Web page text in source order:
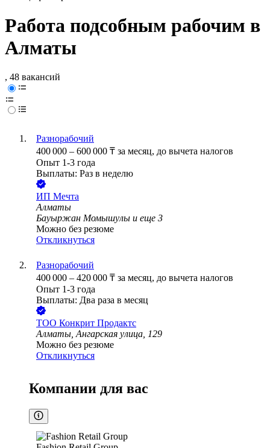
Работа подсобным рабочим в
Алматы
, 48 вакансий
Разнорабочий
400 000 – 600 000 ₸ за месяц, до вычета налогов
Опыт 1-3 года
Выплаты: Раз в неделю
ИП Мечта
Алматы
Бауыржан Момышулы и еще 3
Можно без резюме
Откликнуться
Разнорабочий
400 000 – 420 000 ₸ за месяц, до вычета налогов
Опыт 1-3 года
Выплаты: Два раза в месяц
ТОО Конкрит Продактс
Алматы, Ангарская улица, 129
Можно без резюме
Откликнуться
Компании для вас